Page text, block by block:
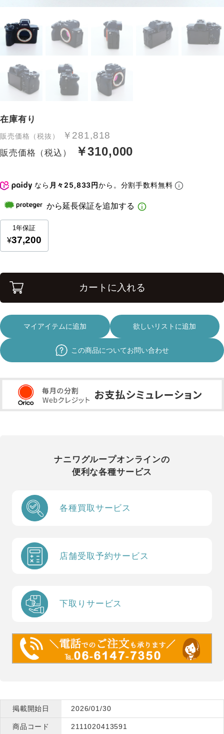
在庫有り
販売価格（税抜） ￥281,818
販売価格（税込） ￥310,000
なら 月々25,833円から。分割手数料無料
カートに入れる
マイアイテムに追加 欲しいリストに追加
この商品についてお問い合わせ
ナニワグループオンラインの
便利な各種サービス
各種買取サービス
店舗受取予約サービス
下取りサービス
掲載開始日 2026/01/30
商品コード 2111020413591